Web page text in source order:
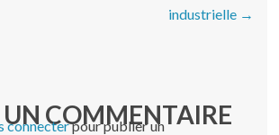
industrielle →
UN COMMENTAIRE
connecterpour publier un